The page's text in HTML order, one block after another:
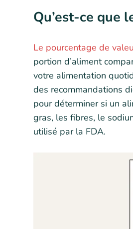
Qu’est-ce que
Le pourcentage de
portion d’aliment
votre alimentation
des recommandations
pour déterminer si un
gras, les fibres, le
utilisé par la FDA.